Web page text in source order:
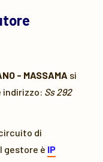
- MASSAMA si
indirizzo: Ss 292
di
gestore è IP